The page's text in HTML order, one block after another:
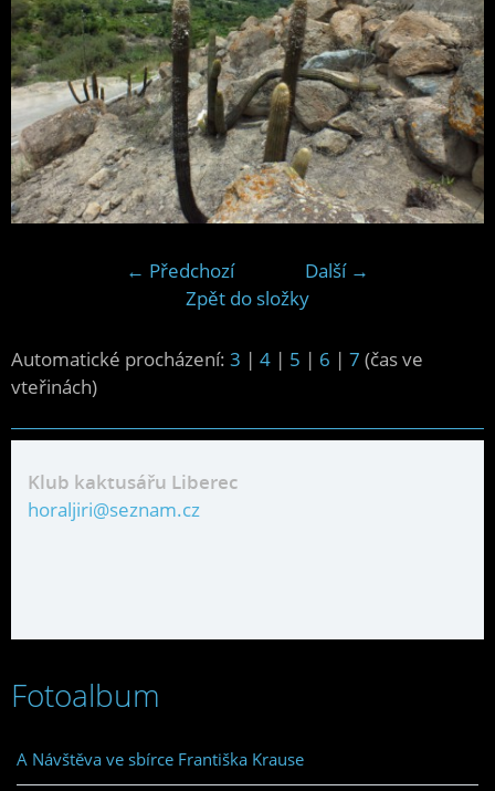
← Předchozí
Další →
Zpět do složky
Automatické procházení: 3 | 4 | 5 | 6 | 7 (čas ve
vteřinách)
Klub kaktusářu Liberec
horaljiri@seznam.cz
Fotoalbum
A Návštěva ve sbírce Františka Krause